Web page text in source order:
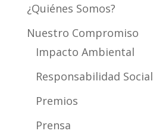
¿Quiénes Somos?
Nuestro Compromiso
Impacto Ambiental
Responsabilidad Social
Premios
Prensa